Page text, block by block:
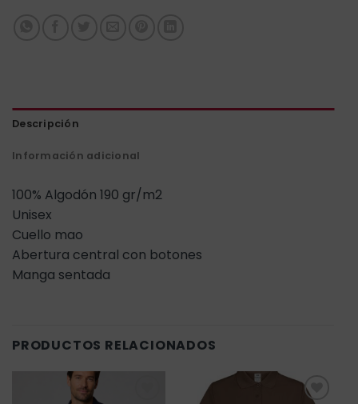
Descripción
Información adicional
100% Algodón 190 gr/m2
Unisex
Cuello mao
Abertura central con botones
Manga sentada
PRODUCTOS RELACIONADOS